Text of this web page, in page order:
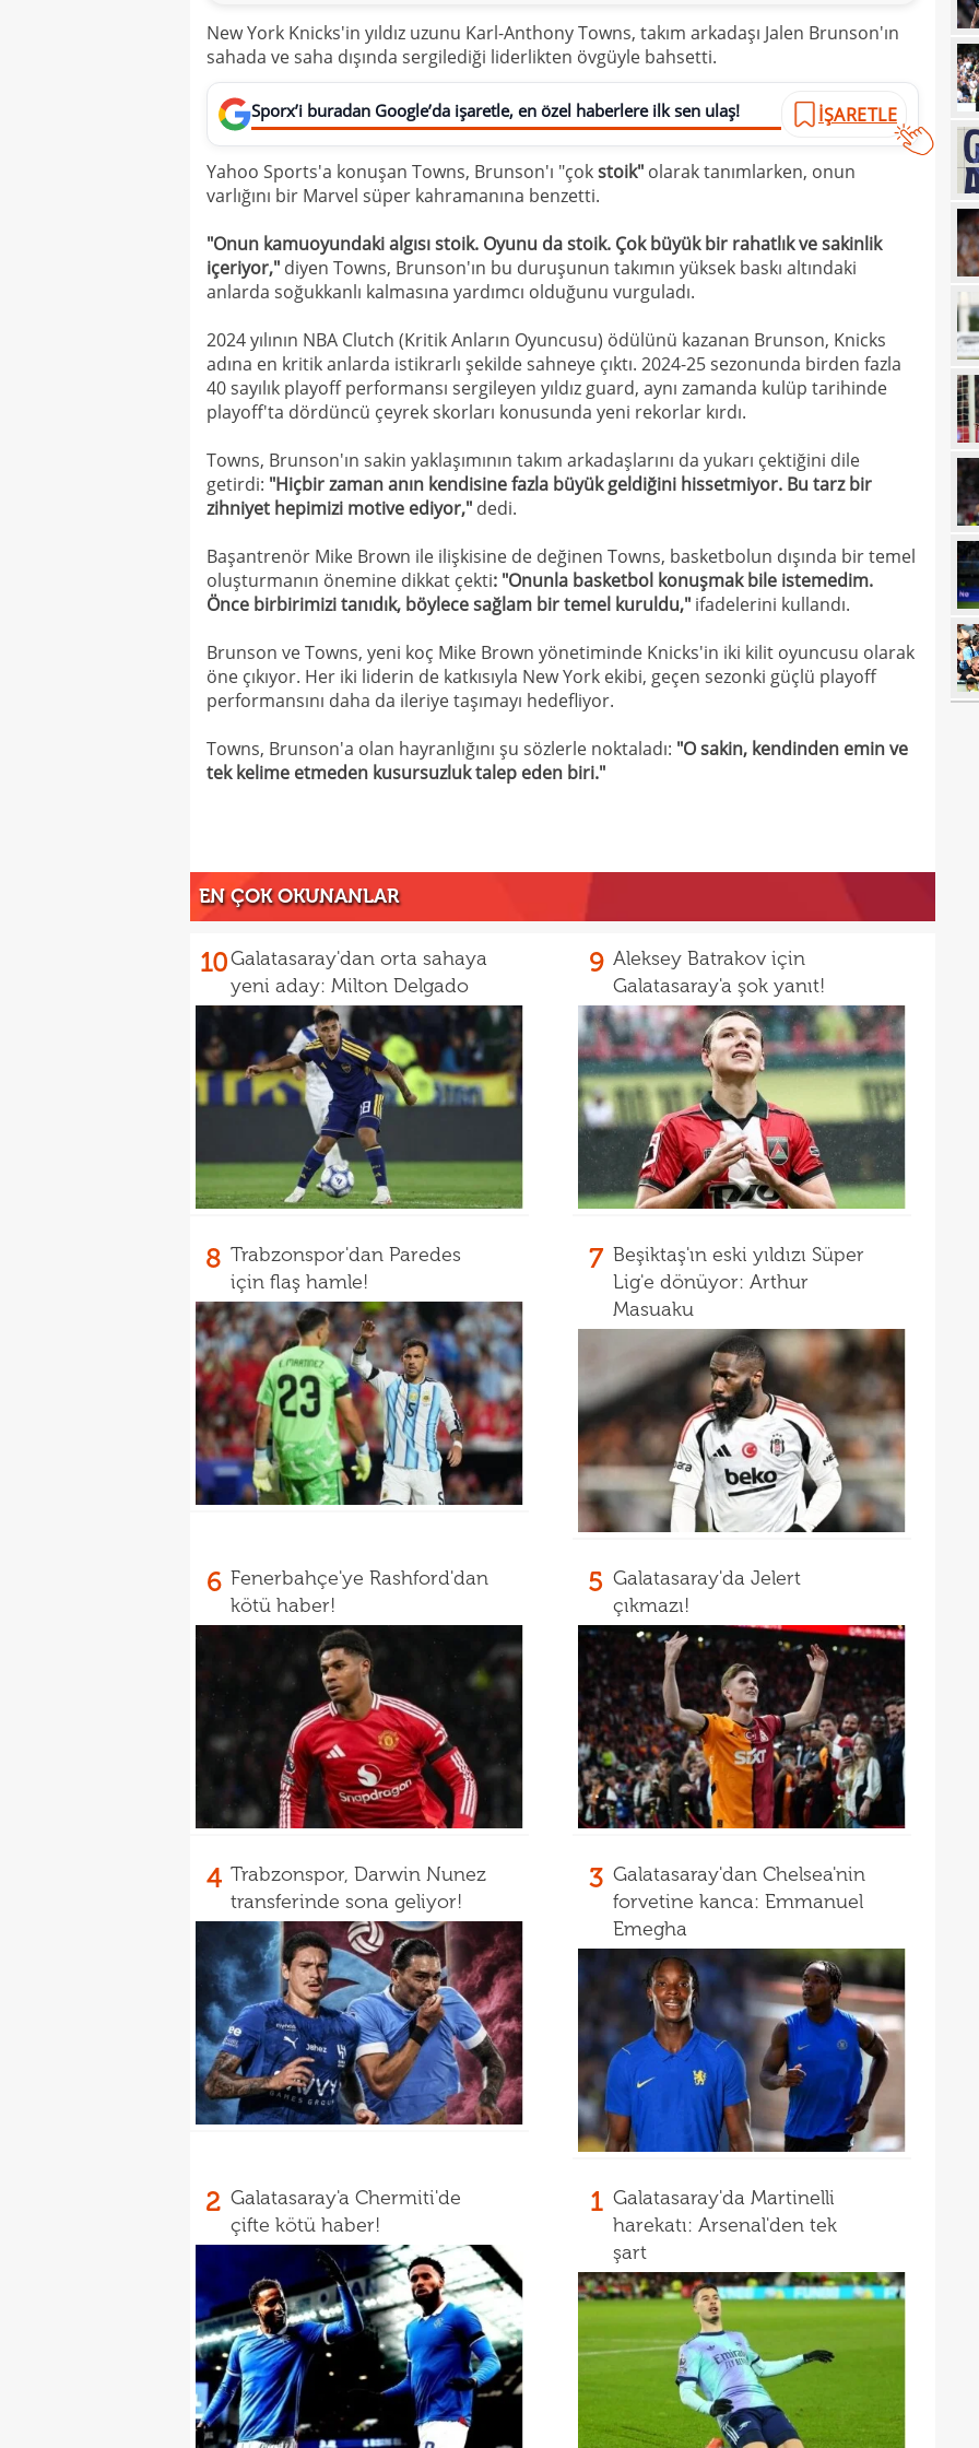
New York Knicks'in yıldız uzunu Karl-Anthony Towns, takım arkadaşı Jalen Brunson'ın
sahada ve saha dışında sergilediği liderlikten övgüyle bahsetti.
Sporx’i buradan Google’da işaretle, en özel haberlere ilk sen ulaş! İŞARETLE
Yahoo Sports'a konuşan Towns, Brunson'ı "çokstoik" olarak tanımlarken, onun
varlığını bir Marvel süper kahramanına benzetti.
"Onun kamuoyundaki algısı stoik. Oyunu da stoik. Çok büyük bir rahatlık ve sakinlik
içeriyor," diyen Towns, Brunson'ın bu duruşunun takımın yüksek baskı altındaki
anlarda soğukkanlı kalmasına yardımcı olduğunu vurguladı.
2024 yılının NBA Clutch (Kritik Anların Oyuncusu) ödülünü kazanan Brunson, Knicks
adına en kritik anlarda istikrarlı şekilde sahneye çıktı. 2024-25 sezonunda birden fazla
40 sayılık playoff performansı sergileyen yıldız guard, aynı zamanda kulüp tarihinde
playoff'ta dördüncü çeyrek skorları konusunda yeni rekorlar kırdı.
Towns, Brunson'ın sakin yaklaşımının takım arkadaşlarını da yukarı çektiğini dile
getirdi: "Hiçbir zaman anın kendisine fazla büyük geldiğini hissetmiyor. Bu tarz bir
zihniyet hepimizi motive ediyor," dedi.
Başantrenör Mike Brown ile ilişkisine de değinen Towns, basketbolun dışında bir temel
oluşturmanın önemine dikkat çekti: "Onunla basketbol konuşmak bile istemedim.
Önce birbirimizi tanıdık, böylece sağlam bir temel kuruldu," ifadelerini kullandı.
Brunson ve Towns, yeni koç Mike Brown yönetiminde Knicks'in iki kilit oyuncusu olarak
öne çıkıyor. Her iki liderin de katkısıyla New York ekibi, geçen sezonki güçlü playoff
performansını daha da ileriye taşımayı hedefliyor.
Towns, Brunson'a olan hayranlığını şu sözlerle noktaladı: "O sakin, kendinden emin ve
tek kelime etmeden kusursuzluk talep eden biri."
EN ÇOK OKUNANLAR
10Galatasaray'dan orta sahaya
yeni aday: Milton Delgado
9 Aleksey Batrakov için
Galatasaray'a şok yanıt!
8 Trabzonspor'dan Paredes
için flaş hamle!
7 Beşiktaş'ın eski yıldızı Süper
Lig'e dönüyor: Arthur
Masuaku
6 Fenerbahçe'ye Rashford'dan
kötü haber!
5 Galatasaray'da Jelert
çıkmazı!
4 Trabzonspor, Darwin Nunez
transferinde sona geliyor!
3 Galatasaray'dan Chelsea'nin
forvetine kanca: Emmanuel
Emegha
2 Galatasaray'a Chermiti'de
çifte kötü haber!
1 Galatasaray'da Martinelli
harekatı: Arsenal'den tek
şart